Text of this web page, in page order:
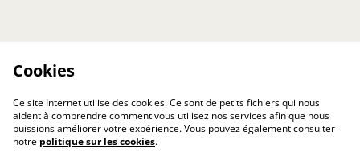
Cookies
Ce site Internet utilise des cookies. Ce sont de petits fichiers qui nous
aident à comprendre comment vous utilisez nos services afin que nous
puissions améliorer votre expérience. Vous pouvez également consulter
notre politique sur les cookies.